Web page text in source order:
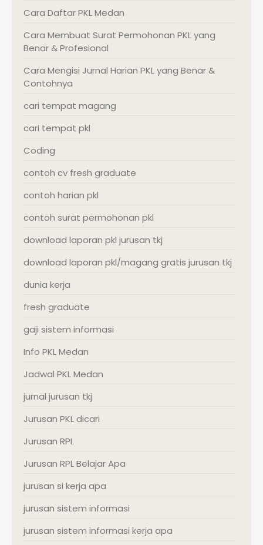
Cara Daftar PKL Medan
Cara Membuat Surat Permohonan PKL yang
Benar & Profesional
Cara Mengisi Jurnal Harian PKL yang Benar &
Contohnya
cari tempat magang
cari tempat pkl
Coding
contoh cv fresh graduate
contoh harian pkl
contoh surat permohonan pkl
download laporan pkl jurusan tkj
download laporan pkl/magang gratis jurusan tkj
dunia kerja
fresh graduate
gaji sistem informasi
Info PKL Medan
Jadwal PKL Medan
jurnal jurusan tkj
Jurusan PKL dicari
Jurusan RPL
Jurusan RPL Belajar Apa
jurusan si kerja apa
jurusan sistem informasi
jurusan sistem informasi kerja apa